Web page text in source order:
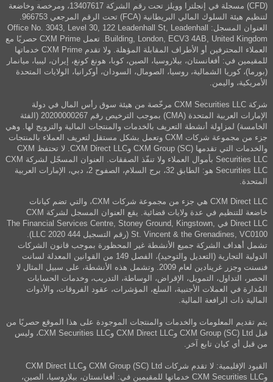
(CFD) مسجلة في إنجلترا وويلز تحت رقم الشركة 13407617، ومرخصة وخاضعة
لتنظيم هيئة السلوك المالي البريطانية (FCA) تحت الرقم المرجعي 966753.
العنوان المسجل: Office No. 3043, Level 30, 122 Leadenhall St, Leadenhall
Building, London, ECV3 4AB, United Kingdom. تعمل CXM Prime حصريًا مع
العملاء المحترفين أو الأطراف المقابلة المؤهلة. ولا تقدم CXM Prime خدماتها
للمقيمين في: أفغانستان، بيلاروسيا، الصين، كوبا، هونغ كونغ، إيران، ليبيا، ميانمار
(بورما)، كوريا الشمالية، روسيا، الصومال، السودان، أوكرانيا، الولايات المتحدة
الأمريكية، واليمن.
شركة CXM Securities LLC مرخّصة من هيئة سوق رأس المال في دولة
الإمارات العربية المتحدة (CMA) بموجب الترخيص رقم 20200000267 (الفئة
الخامسة) لمزاولة أنشطة التعريف بالخدمات والمنتجات المالية والترويج لها. وهي
جزء من مجموعة شركات CXM وتعمل بشكل مستقل لتعريف العملاء بالمنتجات
والخدمات التي تقدمها CXM Group (SC) وCXM Direct LLC. لا تحتفظ CXM
Securities LLC بأموال العملاء ولا تنفّذ الصفقات. العنوان المسجّل لشركة CXM
Securities LLC هو: الطابق 32، برج السلام، الصفوح 2، دبي، الإمارات العربية
المتحدة.
CXM Direct LLC هي جزء من مجموعة شركات CXM، والتي تضم كيانات
خاضعة للتنظيم في عدة ولايات قضائية. يقع العنوان المسجل لشركة CXM
Direct LLC في The Financial Services Centre, Stoney Ground, Kingstown,
St. Vincent & the Grenadines, VC0100 (رقم التسجيل 444 LLC 2020).
تشمل أهداف الشركة جميع الأنشطة غير المحظورة بموجب قانون الشركات
الدولية التجارية (التعديل والتوحيد)، الفصل 149 من القوانين المعدلة لسانت
فنسنت وجزر غرينادين لعام 2009. وتشمل هذه الأنشطة، على سبيل المثال لا
الحصر، التداول، التمويل، الإقراض، الوساطة، التدريب، وخدمات الحسابات
المُدارة في العملات الأجنبية، السلع، المؤشرات، عقود الفروقات، والأدوات
المالية ذات الرافعة المالية.
يتم تقديم المعلومات والخدمات والمنتجات الموجودة على هذا الموقع حصريًا من
قبل CXM Group (SC) Ltd وCXM Direct LLC وCXM Securities LLC، وليس
من قبل أي كيان تابع آخر.
القيود الإقليمية: لا تقدم شركات CXM Group (SC) Ltd وCXM Direct LLC
وCXM Securities LLC خدماتها للمقيمين في: أفغانستان، بيلاروسيا، الصين،